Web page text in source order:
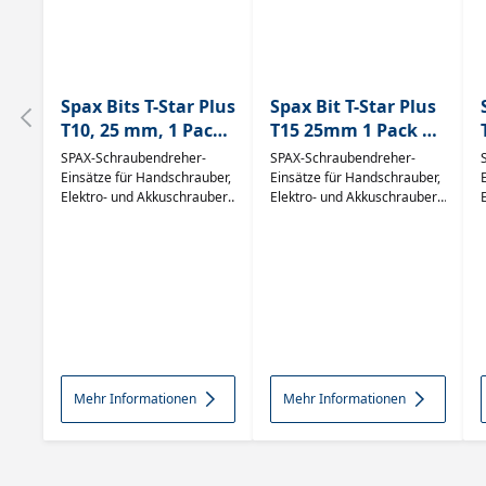
Spax Bits T-Star Plus
T10, 25 mm, 1 Pack=
5 Stück
SPAX-Schraubendreher-
Einsätze für Handschrauber,
Elektro- und Akkuschrauber,
Mehr Informationen
Spax Bit T-Star Plus
T15 25mm 1 Pack =
5 Stück
5000009192159
SPAX-Schraubendreher-
Einsätze für Handschrauber,
Elektro- und Akkuschrauber,
Mehr Informationen